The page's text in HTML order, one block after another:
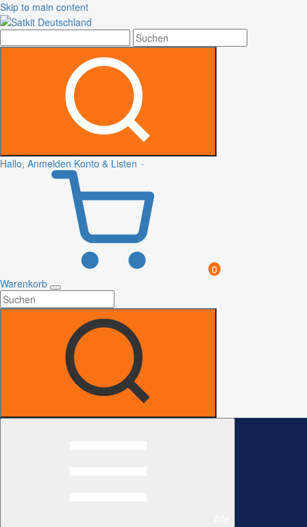
Skip to main content
Hallo, Anmelden Konto & Listen
0
Warenkorb